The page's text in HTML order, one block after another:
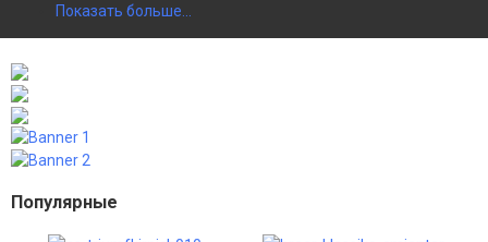
Показать больше...
Популярные